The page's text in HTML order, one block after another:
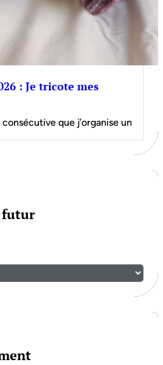
: Je tricote mes
que j’organise un
futur